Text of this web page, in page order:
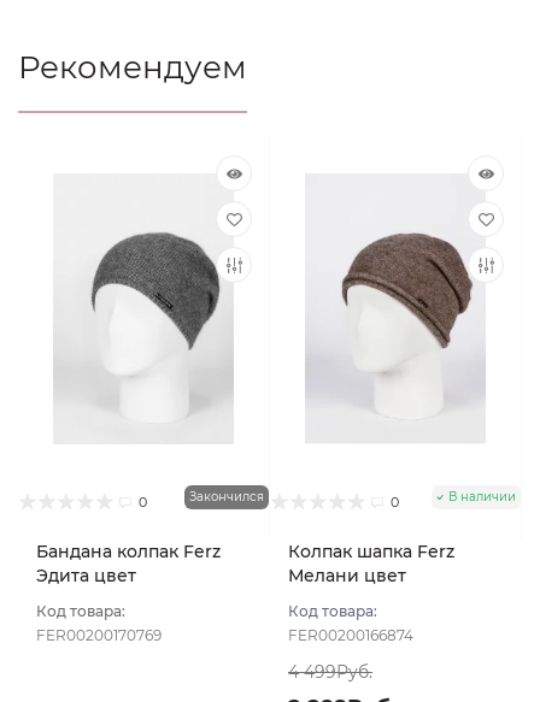
Рекомендуем
0 Закончился
Бандана колпак Ferz
Эдита цвет
Код товара:
FER00200170769
0 В наличии
Колпак шапка Ferz
Мелани цвет
Код товара:
FER00200166874
4 499Руб.